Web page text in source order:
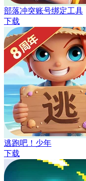
部落冲突账号绑定工具
下载
逃跑吧！少年
下载